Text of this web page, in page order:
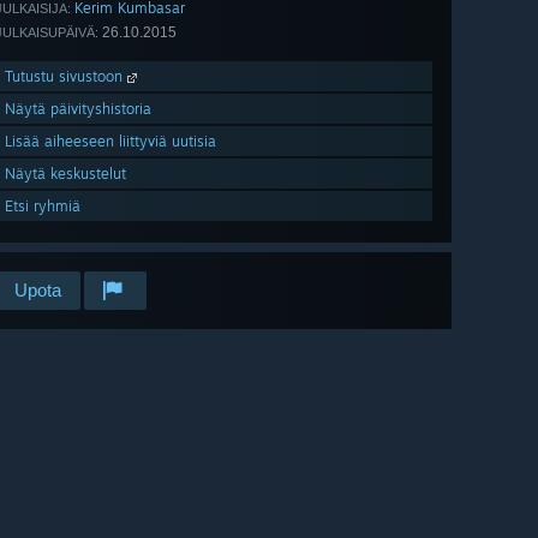
Kerim Kumbasar
26.10.2015
Tutustu sivustoon
Näytä päivityshistoria
Lisää aiheeseen liittyviä uutisia
Näytä keskustelut
Etsi ryhmiä
Upota